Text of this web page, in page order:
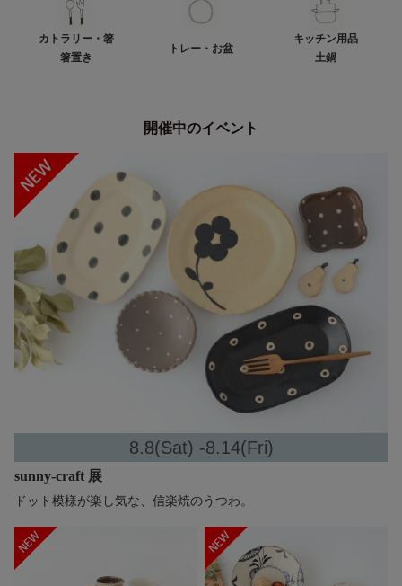
カトラリー・箸
箸置き
トレー・お盆
キッチン用品
土鍋
開催中のイベント
8.8(Sat) -8.14(Fri)
sunny-craft 展
ドット模様が楽し気な、信楽焼のうつわ。